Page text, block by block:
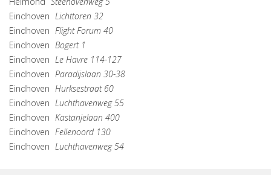
Eindhoven Lichttoren 32
Eindhoven Flight Forum 40
Eindhoven Bogert 1
Eindhoven Le Havre 114-127
Eindhoven Paradijslaan 30-38
Eindhoven Hurksestraat 60
Eindhoven Luchthavenweg 55
Eindhoven Kastanjelaan 400
Eindhoven Fellenoord 130
Eindhoven Luchthavenweg 54